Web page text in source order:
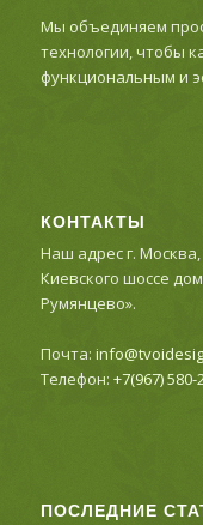
Мы объединяем
технологии, чтобы
функциональным и
КОНТАКТЫ
Наш адрес г.
Киевского шоссе
Румянцево».
Почта:
Телефон: +7(967) 580-
ПОСЛЕДНИЕ